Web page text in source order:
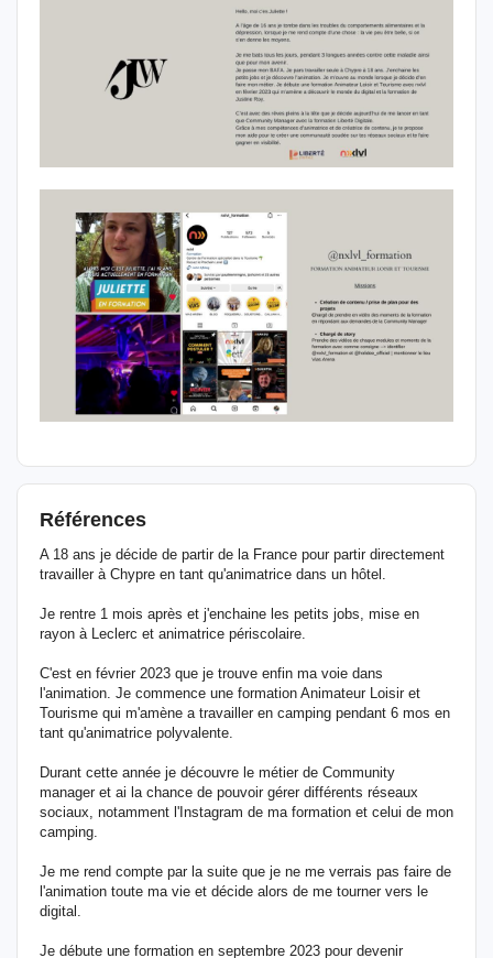
Références
A 18 ans je décide de partir de la France pour partir directement
travailler à Chypre en tant qu'animatrice dans un hôtel.
Je rentre 1 mois après et j'enchaine les petits jobs, mise en
rayon à Leclerc et animatrice périscolaire.
C'est en février 2023 que je trouve enfin ma voie dans
l'animation. Je commence une formation Animateur Loisir et
Tourisme qui m'amène a travailler en camping pendant 6 mos en
tant qu'animatrice polyvalente.
Durant cette année je découvre le métier de Community
manager et ai la chance de pouvoir gérer différents réseaux
sociaux, notamment l'Instagram de ma formation et celui de mon
camping.
Je me rend compte par la suite que je ne me verrais pas faire de
l'animation toute ma vie et décide alors de me tourner vers le
digital.
Je débute une formation en septembre 2023 pour devenir